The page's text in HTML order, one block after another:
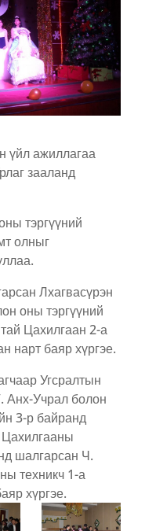
үйл ажиллагаа
зааланд
тэргүүний
олныг
Лхагвасүрэн
оны тэргүүний
Цахилгаан 2-а
нарт баяр хүргэе.
Угсралтын
Анх-Учрал болон
3-р байранд
шалгарсан Ч.
техникч 1-а
хүргэе.